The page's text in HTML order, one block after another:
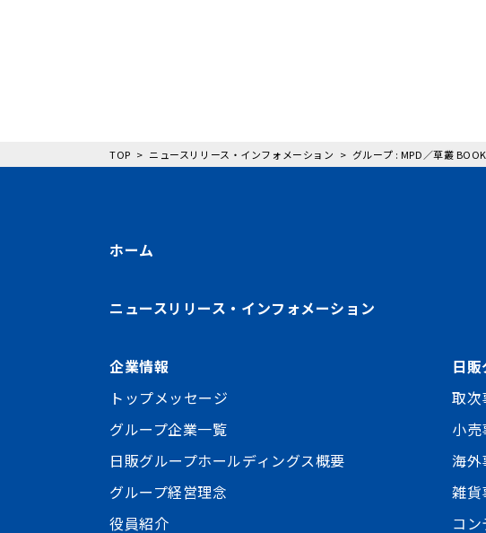
TOP ニュースリリース・インフォメーション グループ : MPD／草叢
ホーム
ニュースリリース・インフォメーション
企業情報
トップメッセージ
グループ企業一覧
日販グループホールディングス概要
グループ経営理念
役員紹介
日
取次
小
海外
雑貨
コ